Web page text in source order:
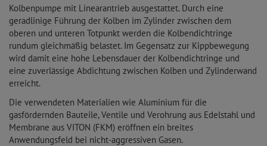
Kolbenpumpe mit Linearantrieb ausgestattet. Durch eine
geradlinige Führung der Kolben im Zylinder zwischen dem
oberen und unteren Totpunkt werden die Kolbendichtringe
rundum gleichmäßig belastet. Im Gegensatz zur Kippbewegung
wird damit eine hohe Lebensdauer der Kolbendichtringe und
eine zuverlässige Abdichtung zwischen Kolben und Zylinderwand
erreicht.
Die verwendeten Materialien wie Aluminium für die
gasfördernden Bauteile, Ventile und Verohrung aus Edelstahl und
Membrane aus VITON (FKM) eröffnen ein breites
Anwendungsfeld bei nicht-aggressiven Gasen.